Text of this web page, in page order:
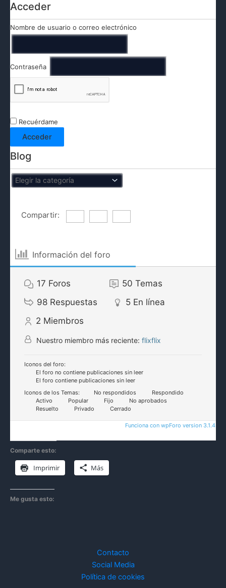
Acceder
Nombre de usuario o correo electrónico
Contraseña
Recuérdame
Acceder
Blog
Compartir:
Información del foro
17 Foros 50 Temas
98 Respuestas 5 En línea
2 Miembros
Nuestro miembro más reciente: flixflix
Iconos del foro:
El foro no contiene publicaciones sin leer
El foro contiene publicaciones sin leer
Iconos de los Temas:
No respondidos
Respondido
Activo
Popular Fijo
No aprobados
Resuelto
Privado Cerrado
Funciona con wpForo version 3.1.4
Comparte esto:
Imprimir Más
Me gusta esto:
Contacto
Social Media
Política de cookies